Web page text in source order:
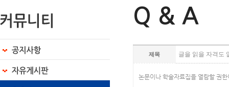
Q & A
제목 글을 읽을 자격도
논문이나 학술자료집을 열람할 권